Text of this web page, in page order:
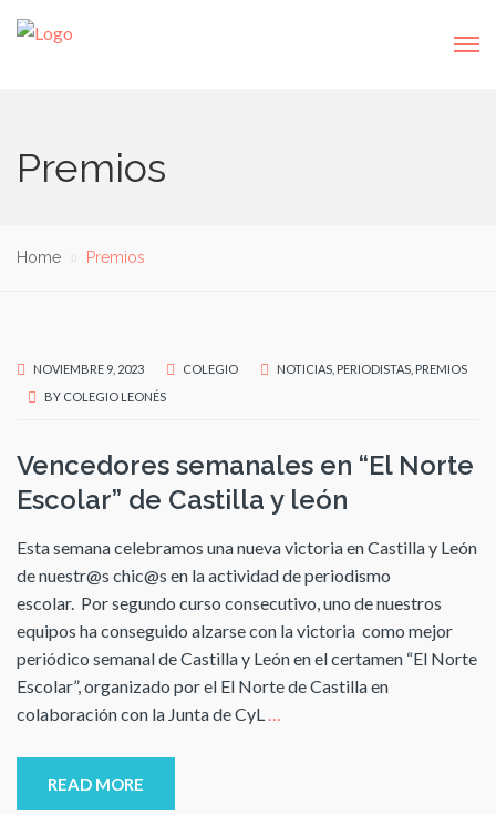
Premios
Home Premios
NOVIEMBRE 9, 2023 COLEGIO NOTICIAS PERIODISTAS PREMIOS
BY COLEGIO LEONÉS
Vencedores semanales en “El Norte
Escolar” de Castilla y león
Esta semana celebramos una nueva victoria en Castilla y León
de nuestr@s chic@s en la actividad de periodismo
escolar. Por segundo curso consecutivo, uno de nuestros
equipos ha conseguido alzarse con la victoria como mejor
periódico semanal de Castilla y León en el certamen “El Norte
Escolar”, organizado por el El Norte de Castilla en
colaboración con la Junta de CyL …
READ MORE